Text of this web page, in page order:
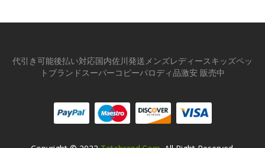
代引き可能後払い対応国内佐川発送メンズレディースキッズペッ
トブランドスーパーコピーパロディ品激安 販売中